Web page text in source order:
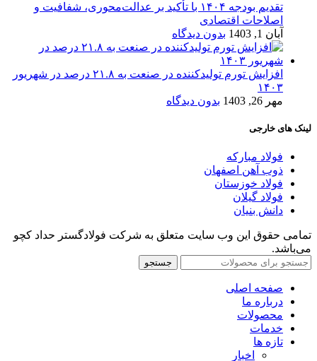
تقدیم بودجه ۱۴۰۴ با تأکید بر عدالت‌محوری، شفافیت و
اصلاحات اقتصادی
آبان 1, 1403
بدون دیدگاه
افزایش تورم تولیدکننده در صنعت به ۲۱.۸ درصد در شهریور
۱۴۰۳
مهر 26, 1403
بدون دیدگاه
لینک های خارجی
فولاد مبارکه
ذوب آهن اصفهان
فولاد خوزستان
فولاد گیلان
دانش بنیان
تمامی حقوق این وب سایت متعلق به شرکت فولادگستر حداد کچو
می‌باشد.
جستجو
صفحه اصلی
درباره ما
محصولات
خدمات
تازه ها
اخبار